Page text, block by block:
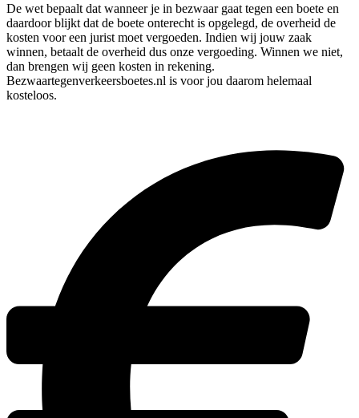
De wet bepaalt dat wanneer je in bezwaar gaat tegen een boete en
daardoor blijkt dat de boete onterecht is opgelegd, de overheid de
kosten voor een jurist moet vergoeden. Indien wij jouw zaak
winnen, betaalt de overheid dus onze vergoeding. Winnen we niet,
dan brengen wij geen kosten in rekening.
Bezwaartegenverkeersboetes.nl is voor jou daarom helemaal
kosteloos.